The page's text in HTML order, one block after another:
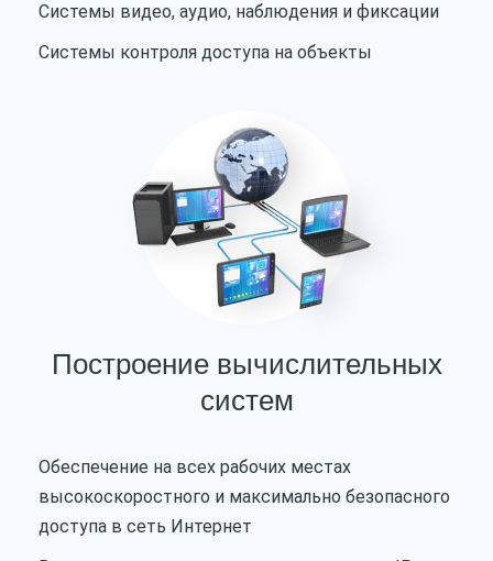
Системы видео, аудио, наблюдения и фиксации
Системы контроля доступа на объекты
Построение вычислительных
систем
Обеспечение на всех рабочих местах
высокоскоростного и максимально безопасного
доступа в сеть Интернет